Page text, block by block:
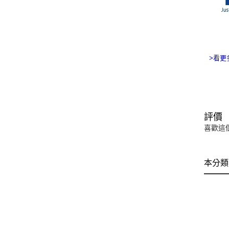
>看更
評價
喜歡這
本分